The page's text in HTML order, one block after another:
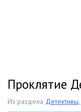
Проклятие
Из раздела